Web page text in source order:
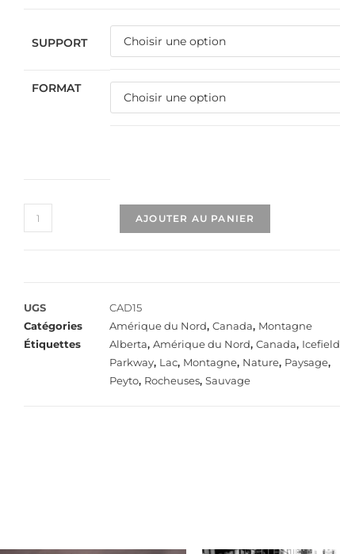
SUPPORT
FORMAT
AJOUTER AU PANIER
UGS
CAD15
Catégories
Amérique du Nord, Canada, Montagne
Étiquettes
Alberta, Amérique du Nord, Canada, Icefield
Parkway, Lac, Montagne, Nature, Paysage,
Peyto, Rocheuses, Sauvage